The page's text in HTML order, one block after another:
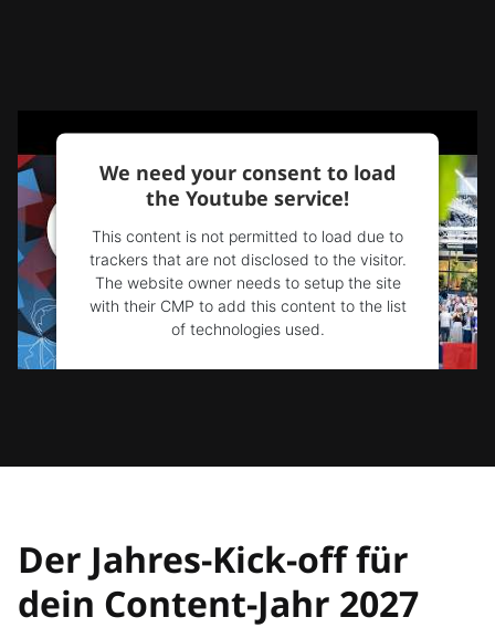
We need your consent to load
the Youtube service!
This content is not permitted to load due to
trackers that are not disclosed to the visitor.
The website owner needs to setup the site
with their CMP to add this content to the list
of technologies used.
Powered byUsercentrics Consent
Der Jahres-Kick-off für
dein Content-Jahr 2027